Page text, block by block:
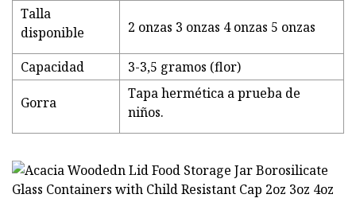
Talla
disponible
2 onzas 3 onzas 4 onzas 5 onzas
Capacidad 3-3,5 gramos (flor)
Gorra
Tapa hermética a prueba de
niños.